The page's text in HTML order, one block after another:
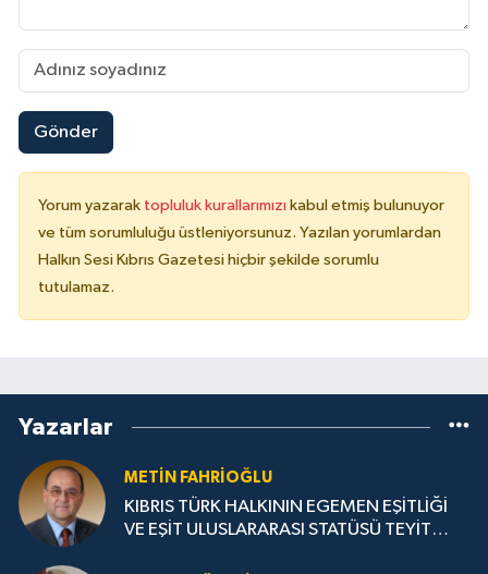
Gönder
Yorum yazarak topluluk kurallarımızı kabul etmiş bulunuyor
ve tüm sorumluluğu üstleniyorsunuz. Yazılan yorumlardan
Halkın Sesi Kıbrıs Gazetesi hiçbir şekilde sorumlu
tutulamaz.
Yazarlar
METIN FAHRİOĞLU
KIBRIS TÜRK HALKININ EGEMEN EŞİTLİĞİ
VE EŞİT ULUSLARARASI STATÜSÜ TEYİT